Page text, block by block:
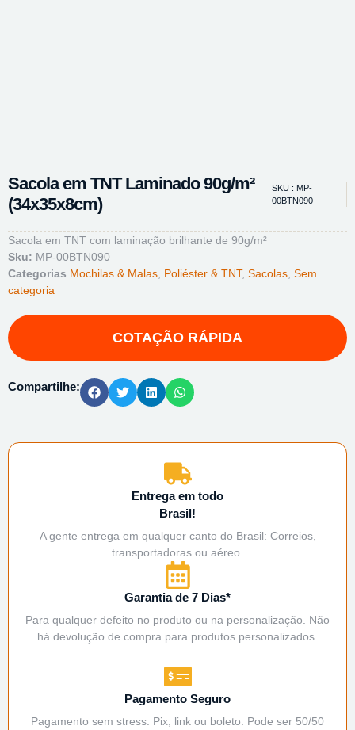
Sacola em TNT Laminado 90g/m²
(34x35x8cm)
SKU : MP-
00BTN090
Sacola em TNT com laminação brilhante de 90g/m²
Sku: MP-00BTN090
Categorias Mochilas & Malas Poliéster & TNT, Sacolas Sem
categoria
Compartilhe:
Entrega em todo
Brasil!
A gente entrega em qualquer canto do Brasil: Correios,
transportadoras ou aéreo.
Garantia de 7 Dias*
Para qualquer defeito no produto ou na personalização. Não
há devolução de compra para produtos personalizados.
Pagamento Seguro
Pagamento sem stress: Pix, link ou boleto. Pode ser 50/50